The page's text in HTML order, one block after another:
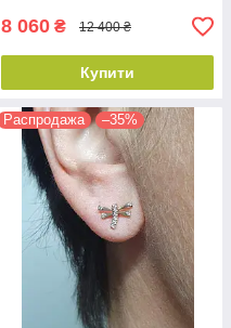
8 060 ₴ 12 400 ₴
Купити
Распродажа –35%